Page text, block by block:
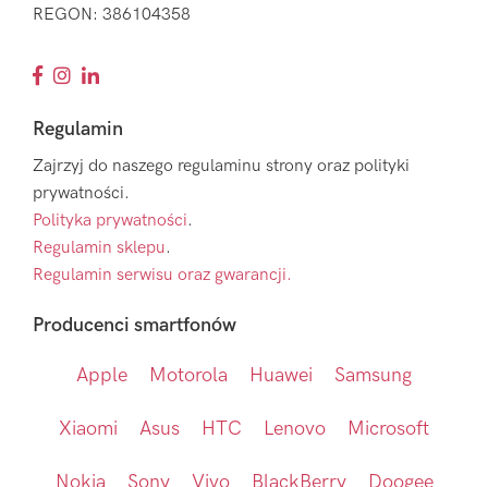
REGON: 386104358
Regulamin
Zajrzyj do naszego regulaminu strony oraz polityki
prywatności.
Polityka prywatności.
Regulamin sklepu.
Regulamin serwisu oraz gwarancji.
Producenci smartfonów
Apple Motorola Huawei Samsung
Xiaomi Asus HTC Lenovo Microsoft
Nokia Sony Vivo BlackBerry Doogee